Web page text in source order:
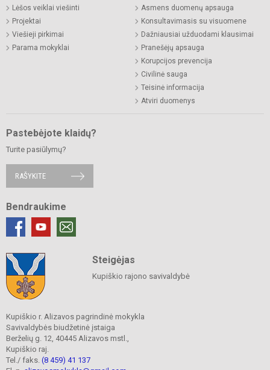
Lėšos veiklai viešinti
Projektai
Viešieji pirkimai
Parama mokyklai
Asmens duomenų apsauga
Konsultavimasis su visuomene
Dažniausiai užduodami klausimai
Pranešėjų apsauga
Korupcijos prevencija
Civilinė sauga
Teisinė informacija
Atviri duomenys
Pastebėjote klaidų?
Turite pasiūlymų?
RAŠYKITE
Bendraukime
Steigėjas
Kupiškio rajono savivaldybė
Kupiškio r. Alizavos pagrindinė mokykla
Savivaldybės biudžetinė įstaiga
Berželių g. 12, 40445 Alizavos mstl.,
Kupiškio raj.
Tel./ faks. (8 459) 41 137